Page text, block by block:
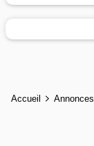
Accueil Annonces